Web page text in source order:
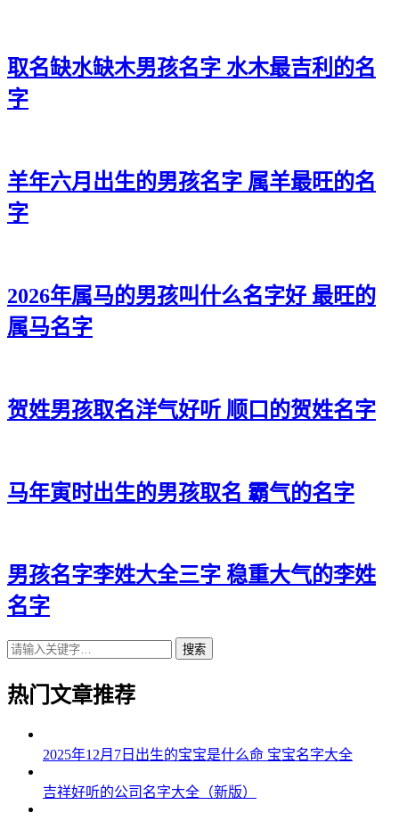
取名缺水缺木男孩名字 水木最吉利的名
字
羊年六月出生的男孩名字 属羊最旺的名
字
2026年属马的男孩叫什么名字好 最旺的
属马名字
贺姓男孩取名洋气好听 顺口的贺姓名字
马年寅时出生的男孩取名 霸气的名字
男孩名字李姓大全三字 稳重大气的李姓
名字
搜索
热门文章推荐
2025年12月7日出生的宝宝是什么命 宝宝名字大全
吉祥好听的公司名字大全（新版）